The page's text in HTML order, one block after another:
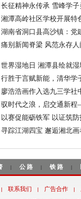
长征精神永传承 雪峰学
湘潭高岭社区学校开展特
湖南省洞口县高沙镇：党
痛别新闻脊梁 风范永存
世界湿地日 湘潭县绘就
行胜于言赋新能，清华
廖浩浩画作入选九三学社
驭时代之浪，启交通新
以赛促能砺铁军 以证筑
寻踪江湖四宝 邂逅湘北
| 公路 | 铁路 |
| 联系我们 | 广告合作 |